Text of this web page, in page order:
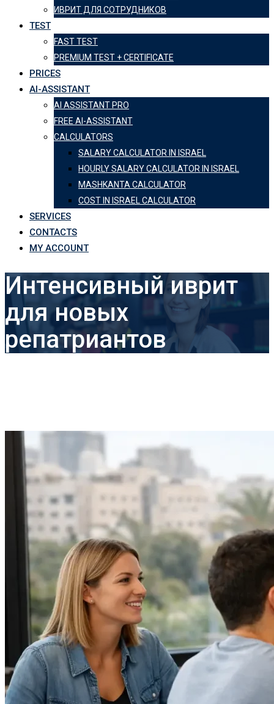
ИВРИТ ДЛЯ СОТРУДНИКОВ
TEST
FAST TEST
PREMIUM TEST + CERTIFICATE
PRICES
AI-ASSISTANT
AI ASSISTANT PRO
FREE AI-ASSISTANT
CALCULATORS
SALARY CALCULATOR IN ISRAEL
HOURLY SALARY CALCULATOR IN ISRAEL
MASHKANTA CALCULATOR
COST IN ISRAEL CALCULATOR
SERVICES
CONTACTS
MY ACCOUNT
Интенсивный иврит
для новых
репатриантов